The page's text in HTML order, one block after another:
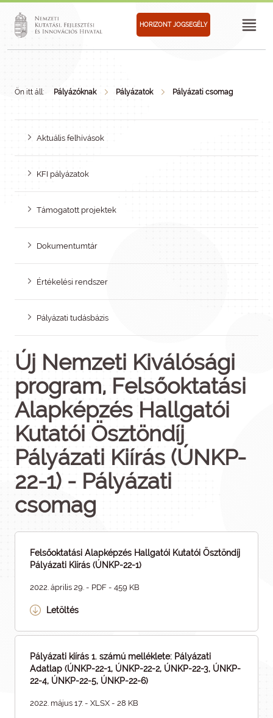
HORIZONT JOGSEGÉLY
Ön itt áll: Pályázóknak Pályázatok Pályázati csomag
Aktuális felhívások
KFI pályázatok
Támogatott projektek
Dokumentumtár
Értékelési rendszer
Pályázati tudásbázis
Új Nemzeti Kiválósági
program, Felsőoktatási
Alapképzés Hallgatói
Kutatói Ösztöndíj
Pályázati Kiírás (ÚNKP-
22-1) - Pályázati
csomag
Felsőoktatási Alapképzés Hallgatói Kutatói Ösztöndíj
Pályázati Kiírás (ÚNKP-22-1)
2022. április 29. - PDF - 459 KB
Letöltés
Pályázati kiírás 1. számú melléklete: Pályázati
Adatlap (ÚNKP-22-1, ÚNKP-22-2, ÚNKP-22-3, ÚNKP-
22-4, ÚNKP-22-5, ÚNKP-22-6)
2022. május 17. - XLSX - 28 KB